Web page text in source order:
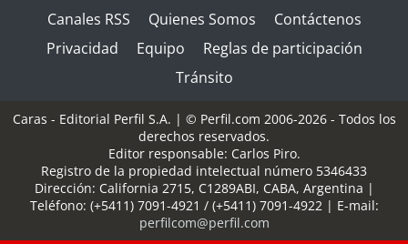
Canales RSS Quienes Somos
Contáctenos
Privacidad
Equipo
Reglas de participación
Tránsito
Caras - Editorial Perfil S.A. | © Perfil.com 2006-2026 - Todos los
derechos reservados.
Editor responsable: Carlos Piro.
Registro de la propiedad intelectual número 5346433
Dirección: California 2715, C1289ABI, CABA, Argentina |
Teléfono: (+5411) 7091-4921 / (+5411) 7091-4922| E-mail:
perfilcom@perfil.com